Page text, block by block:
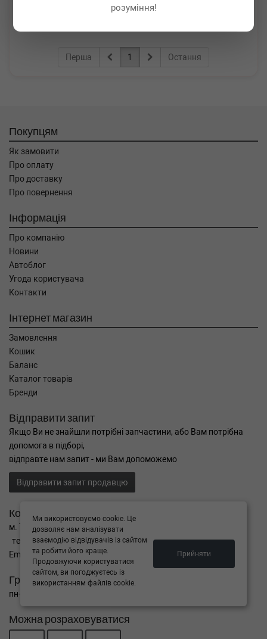
розуміння!
Докладніше
Перша 1 Остання
Покупцям
Як замовити
Про оплату
Про доставку
Про повернення
Інформація
Про компанію
Новини
Автоблог
Угода користувача
Контакти
Інтернет магазин
Замовлення
Кошик
Баланс
Каталог товарів
Бренди
Відправити запит
Якщо Ви не знайшли потрібні запчастини, або Вам потрібна
допомога в підборі,
відправте нам запит - ми Вам допоможемо
Відправити запит продавцю
Контакти
м. Тернопіль вул. Микулинецька 106а
тел. +38(099)650-59-19
Email. autokitparts@yahoo.com
Графік роботи
пн-пт з 9:00 до 17:00, сб - вихідний, нд - вихідний
Можна розраховуватися
Ми використовуємо cookie. Це
дозволяє нам аналізувати
взаємодію відвідувачів із сайтом
та робити його краще.
Продовжуючи користуватися
сайтом, ви погоджуєтесь із
використанням файлів cookie.
Прийняти